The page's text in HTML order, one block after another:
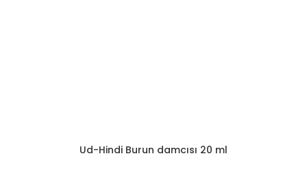
Ud-Hindi Burun damcısı 20 ml